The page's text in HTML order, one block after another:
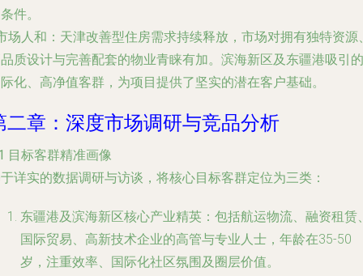
件。
场人和 ：天津改善型住房需求持续释放，市场对拥有独特资源
质设计与完善配套的物业青睐有加。滨海新区及东疆港吸引的
化、高净值客群，为项目提供了坚实的潜在客户基础。
二章：深度市场调研与竞品分析
目标客群精准画像
详实的数据调研与访谈，将核心目标客群定位为三类：
东疆港及滨海新区核心产业精英 ：包括航运物流、融资租赁
国际贸易、高新技术企业的高管与专业人士，年龄在35-50
岁，注重效率、国际化社区氛围及圈层价值。